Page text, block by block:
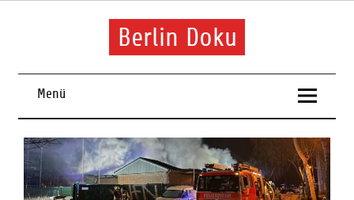
Skip
Berlin Doku
Menü